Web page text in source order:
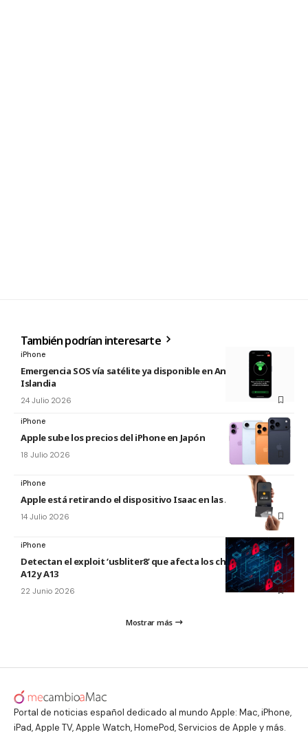
También podrían interesarte
iPhone
Emergencia SOS vía satélite ya disponible en Andorra e
Islandia
24 Julio 2026
iPhone
Apple sube los precios del iPhone en Japón
18 Julio 2026
iPhone
Apple está retirando el dispositivo Isaac en las Apple Store
14 Julio 2026
iPhone
Detectan el exploit ‘usbliter8’ que afecta los chips de Apple
A12 y A13
22 Junio 2026
Mostrar más
Portal de noticias español dedicado al mundo Apple: Mac, iPhone,
iPad, Apple TV, Apple Watch, HomePod, Servicios de Apple y más.